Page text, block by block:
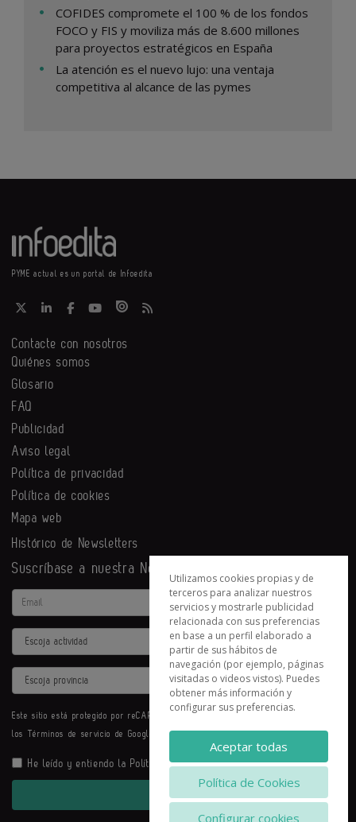
COFIDES compromete el 100 % de los fondos
FOCO y FIS y moviliza más de 8.600 millones
para proyectos estratégicos en España
La atención es el nuevo lujo: una ventaja
competitiva al alcance de las pymes
PYME actual es un portal de Infoedita
Contacte con nosotros
Quiénes somos
Glosario
FAQ
Publicidad
Aviso legal
Política de privacidad
Política de cookies
Mapa web
Histórico de Newsletters
Suscríbase a nuestra Newsletter
Email
Actividad
Provincia
Este sitio está protegido por reCAPTCHA y se aplican la
los Términos de servicio de Google.
He leído y entiendo la Política de Privacidad
Enviar
Utilizamos cookies propias y de
terceros para analizar nuestros
servicios y mostrarle publicidad
relacionada con sus preferencias
en base a un perfil elaborado a
partir de sus hábitos de
navegación (por ejemplo, páginas
visitadas o videos vistos). Puedes
obtener más información y
configurar sus preferencias.
Aceptar todas
Política de Cookies
Configurar cookies